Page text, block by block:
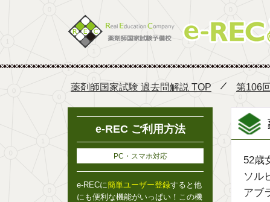
薬剤師国家試験 過去問解説 TOP 第106
52歳
ソル
アブ
e-REC ご利用方法
PC・スマホ対応
e-RECに簡単ユーザー登録すると他
にも便利な機能がいっぱい！この機